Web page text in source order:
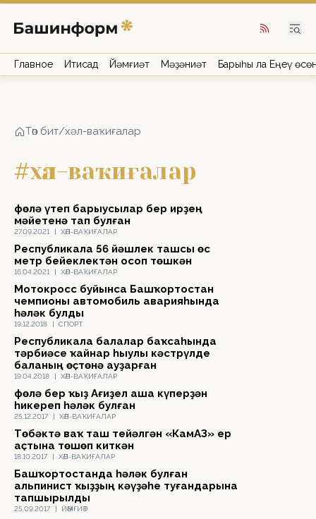
Главное Иҡтисад Йәмғиәт Мәҙәниәт Барыһы ла Еңеү
Төп бит/хәл-ваҡиғалар
#хәл-ваҡиғалар
27.09.2021 | ХӘЛ-ВАҠИҒАЛАР
Өфөлә үтеп барыусылар бер ирҙең
мәйетенә тап булған
16.04.2021 | ХӘЛ-ВАҠИҒАЛАР
Республикала 56 йәшлек ташсы өс
метр бейеклектән осоп төшкән
19.12.2018 | СПОРТ
Мотокросс буйынса Башҡортостан
чемпионы автомобиль аварияһында
һәләк булды
19.04.2018 | ХӘЛ-ВАҠИҒАЛАР
Республикала балалар баҡсаһында
тәрбиәсе ҡайнар һыулы кәстрүлде
баланың өҫтөнә ауҙарған
25.12.2017 | ХӘЛ-ВАҠИҒАЛАР
Өфөлә бер ҡыҙ Ағиҙел аша күперҙән
һикереп һәләк булған
18.10.2017 | ХӘЛ-ВАҠИҒАЛАР
Төбәктә ваҡ таш тейәлгән «КамАЗ» ер
аҫтына төшөп киткән
25.09.2017 | ЙӘМҒИӘТ
Башҡортостанда һәләк булған
альпинист ҡыҙҙың кәүҙәһе туғандарына
тапшырылды